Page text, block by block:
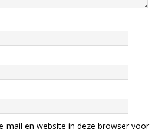
mail en website in deze browser voor